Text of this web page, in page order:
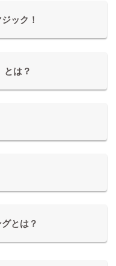
ック！
とは？
とは？